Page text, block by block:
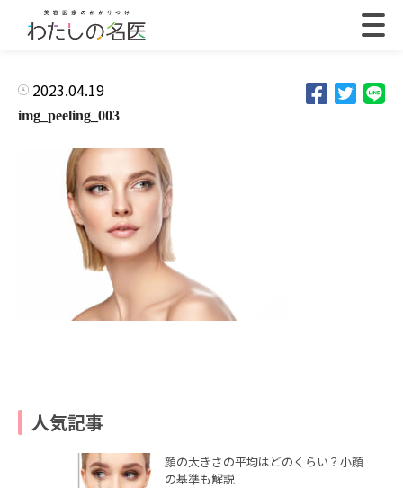
2023.04.19
img_peeling_003
人気記事
顔の大きさの平均はどのくらい？小顔
の基準も解説